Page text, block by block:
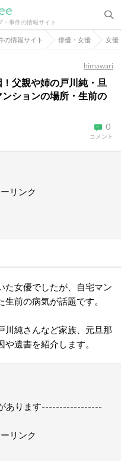
・事件の情報サイト
の情報サイト 俳優・女優 女優
himawari
父親や姉の戸川純・旦
ションの場所・生前の
0
コメント
リンク
た女優でしたが、自宅マン
前の病気が話題です。
川純さんなど家族、元旦那
遺書を紹介します。
あります-----------------
リンク